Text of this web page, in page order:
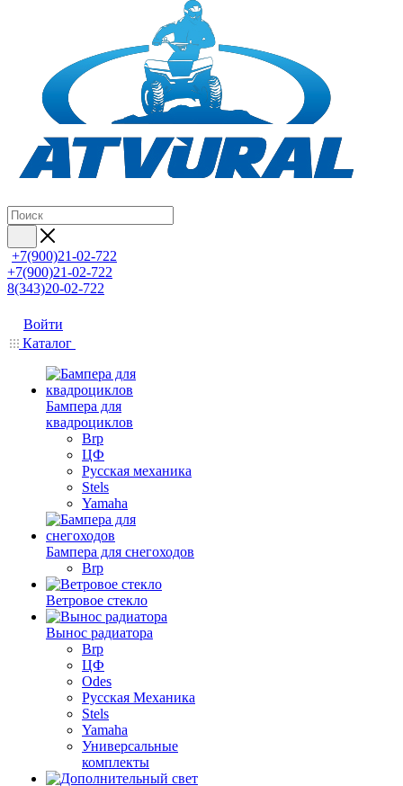
+7(900)21-02-722
+7(900)21-02-722
8(343)20-02-722
Войти
Каталог
Бампера для
квадроциклов
Brp
ЦФ
Русская механика
Stels
Yamaha
Бампера для снегоходов
Brp
Ветровое стекло
Вынос радиатора
Brp
ЦФ
Odes
Русская Механика
Stels
Yamaha
Универсальные
комплекты